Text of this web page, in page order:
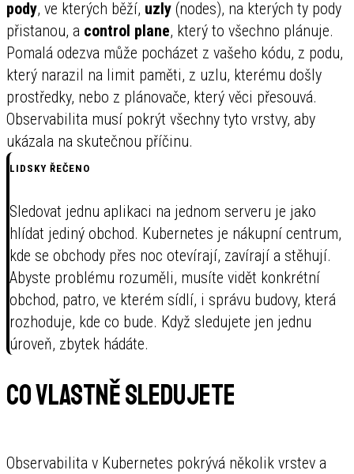
pody, ve kterých běží, uzly (nodes), na kterých ty pody
přistanou, a control plane, který to všechno plánuje.
Pomalá odezva může pocházet z vašeho kódu, z podu,
který narazil na limit paměti, z uzlu, kterému došly
prostředky, nebo z plánovače, který věci přesouvá.
Observabilita musí pokrýt všechny tyto vrstvy, aby
ukázala na skutečnou příčinu.
LIDSKY ŘEČENO
Sledovat jednu aplikaci na jednom serveru je jako
hlídat jediný obchod. Kubernetes je nákupní centrum,
kde se obchody přes noc otevírají, zavírají a stěhují.
Abyste problému rozuměli, musíte vidět konkrétní
obchod, patro, ve kterém sídlí, i správu budovy, která
rozhoduje, kde co bude. Když sledujete jen jednu
úroveň, zbytek hádáte.
Co vlastně sledujete
Observabilita v Kubernetes pokrývá několik vrstev a